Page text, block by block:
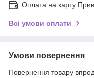
Оплата на карту
Всі умови оплати
Умови повернення
Повернення товару